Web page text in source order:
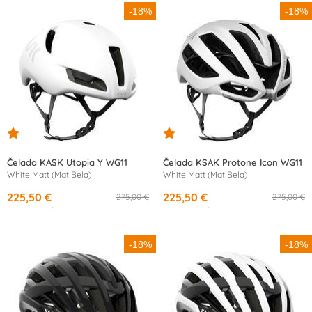
-18%
Čelada KASK Utopia Y WG11
White Matt (Mat Bela)
275,00 €
225,50 €
/mesec
-18%
Čelada KSAK Protone Icon WG11
White Matt (Mat Bela)
275,00 €
225,50 €
/mesec
-18% -18%